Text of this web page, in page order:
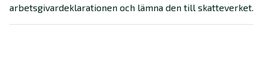
arbetsgivardeklarationen och lämna den till skatteverket.